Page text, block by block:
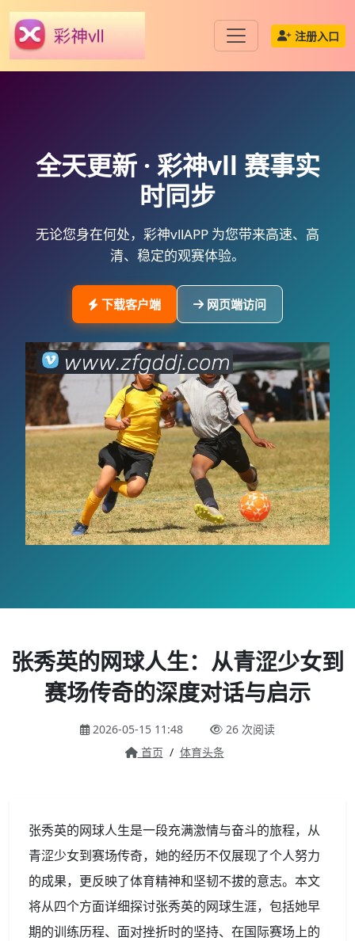
注册入口
全天更新 · 彩神vll 赛事实
时同步
无论您身在何处， 彩神vllAPP 为您带来高速、高
清、稳定的观赛体验。
下载客户端 网页端访问
张秀英的网球人生：从青涩少女到
赛场传奇的深度对话与启示
2026-05-15 11:48
26 次阅读
首页 / 体育头条
张秀英的网球人生是一段充满激情与奋斗的旅程，从
青涩少女到赛场传奇，她的经历不仅展现了个人努力
的成果，更反映了体育精神和坚韧不拔的意志。本文
将从四个方面详细探讨张秀英的网球生涯，包括她早
期的训练历程、面对挫折时的坚持、在国际赛场上的